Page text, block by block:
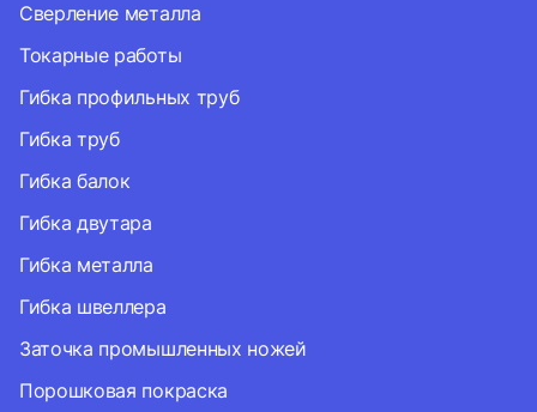
Сверление металла
Токарные работы
Гибка профильных труб
Гибка труб
Гибка балок
Гибка двутара
Гибка металла
Гибка швеллера
Заточка промышленных ножей
Порошковая покраска